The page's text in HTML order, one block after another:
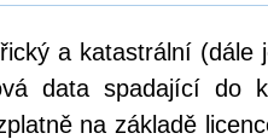
a katastrální (dále
data spadající do
na základě